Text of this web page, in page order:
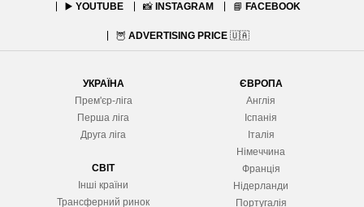
▶️ YOUTUBE 📸 INSTAGRAM 📘 FACEBOOK
🦉 ADVERTISING PRICE 🇺🇦
УКРАЇНА
Прем'єр-ліга
Перша ліга
Друга ліга
СВІТ
Інші країни
Трансферний ринок
ЄВРОПА
Англія
Іспанія
Італія
Німеччина
Франція
Нідерланди
Португалія